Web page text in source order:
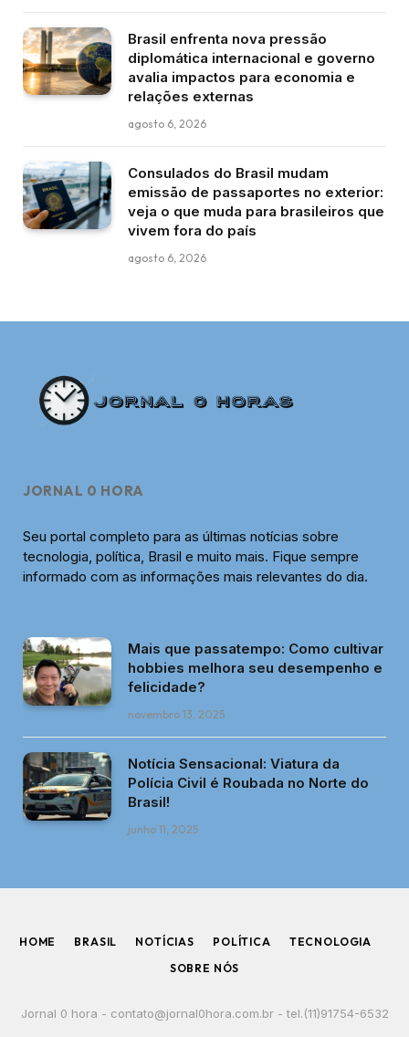
Brasil enfrenta nova pressão
diplomática internacional e governo
avalia impactos para economia e
relações externas
agosto 6, 2026
Consulados do Brasil mudam
emissão de passaportes no exterior:
veja o que muda para brasileiros que
vivem fora do país
agosto 6, 2026
JORNAL 0 HORA
Seu portal completo para as últimas notícias sobre
tecnologia, política, Brasil e muito mais. Fique sempre
informado com as informações mais relevantes do dia.
Mais que passatempo: Como cultivar
hobbies melhora seu desempenho e
felicidade?
novembro 13, 2025
Notícia Sensacional: Viatura da
Polícia Civil é Roubada no Norte do
Brasil!
junho 11, 2025
HOME BRASIL NOTÍCIAS POLÍTICA
TECNOLOGIA
SOBRE NÓS
Jornal 0 hora - contato@jornal0hora.com.br- tel.(11)91754-6532